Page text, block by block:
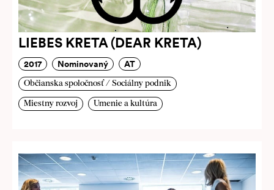
LIEBES KRETA (DEAR KRETA)
2017 Nominovaný AT
Občianska spoločnosť / Sociálny podnik
Miestny rozvoj Umenie a kultúra